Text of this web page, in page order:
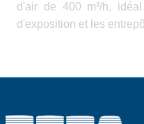
d'air de 400 m³/h,
d'exposition et les